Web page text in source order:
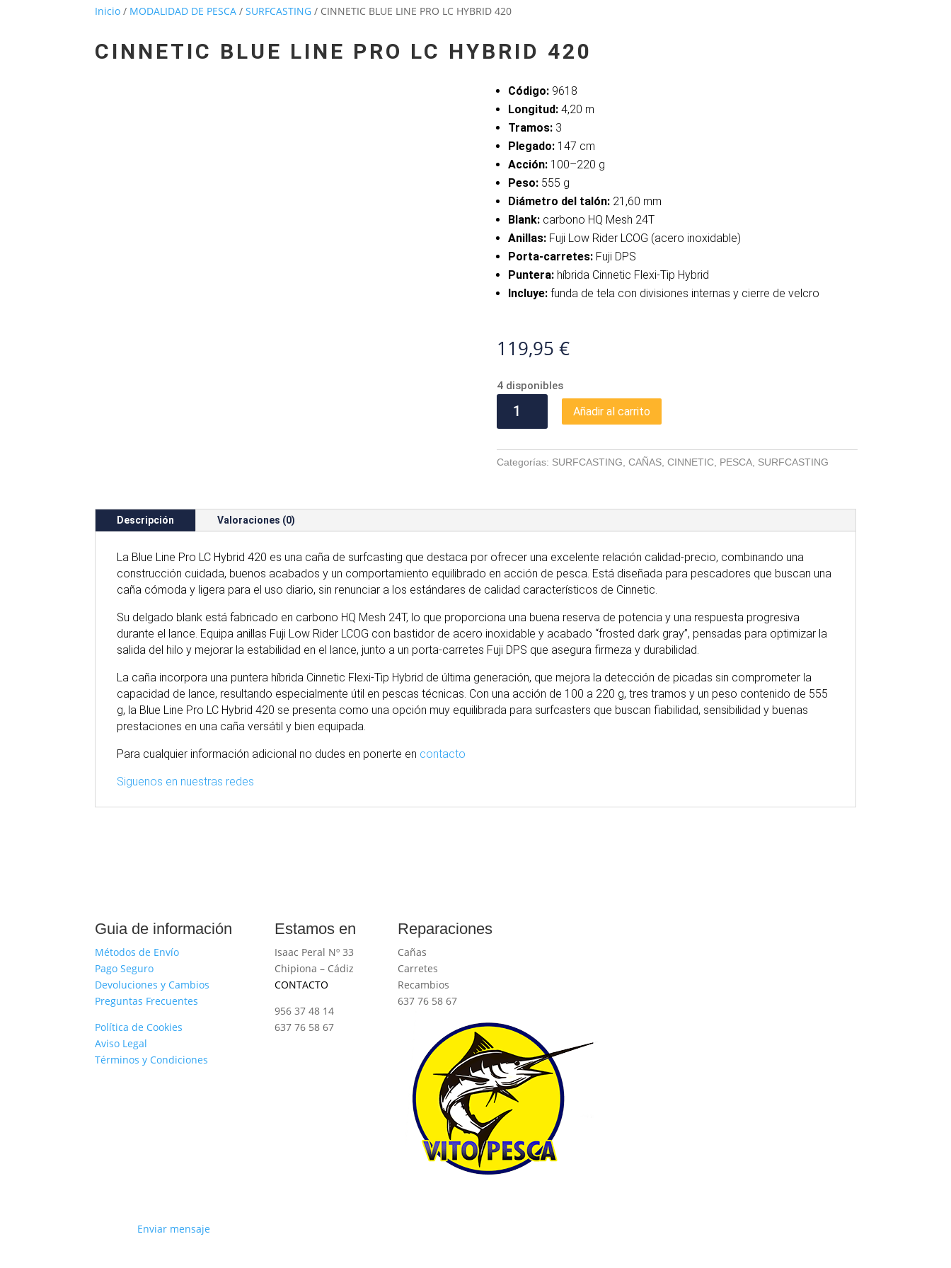
Inicio / MODALIDAD DE PESCA /SURFCASTING / CINNETIC BLUE LINE PRO LC HYBRID 420
CINNETIC BLUE LINE PRO LC HYBRID 420
Código:9618
Longitud:4,20 m
Tramos:3
Plegado:147 cm
Acción:100–220 g
Peso:555 g
Diámetro del talón:21,60 mm
Blank:carbono HQ Mesh 24T
Anillas:Fuji Low Rider LCOG (acero inoxidable)
Porta-carretes:Fuji DPS
Puntera:híbrida Cinnetic Flexi-Tip Hybrid
Incluye:funda de tela con divisiones internas y cierre de velcro
119,95 €
4 disponibles
BLUE
PRO
LC
Añadir al carrito
Categorías: SURFCASTING, CAÑAS, CINNETIC, PESCA, SURFCASTING
Descripción Valoraciones (0)
La Blue Line Pro LC Hybrid 420 es una caña de surfcasting que destaca por ofrecer una excelente relación calidad-precio, combinando una
construcción cuidada, buenos acabados y un comportamiento equilibrado en acción de pesca. Está diseñada para pescadores que buscan una
caña cómoda y ligera para el uso diario, sin renunciar a los estándares de calidad característicos de Cinnetic.
Su delgado blank está fabricado en carbono HQ Mesh 24T, lo que proporciona una buena reserva de potencia y una respuesta progresiva
durante el lance. Equipa anillas Fuji Low Rider LCOG con bastidor de acero inoxidable y acabado “frosted dark gray”, pensadas para optimizar la
salida del hilo y mejorar la estabilidad en el lance, junto a un porta-carretes Fuji DPS que asegura firmeza y durabilidad.
La caña incorpora una puntera híbrida Cinnetic Flexi-Tip Hybrid de última generación, que mejora la detección de picadas sin comprometer la
capacidad de lance, resultando especialmente útil en pescas técnicas. Con una acción de 100 a 220 g, tres tramos y un peso contenido de 555
g, la Blue Line Pro LC Hybrid 420 se presenta como una opción muy equilibrada para surfcasters que buscan fiabilidad, sensibilidad y buenas
prestaciones en una caña versátil y bien equipada.
Para cualquier información adicional no dudes en ponerte en contacto
Siguenos en nuestras redes
Guia de información
Métodos de Envío
Pago Seguro
Devoluciones y Cambios
Preguntas Frecuentes
Política de Cookies
Aviso Legal
Términos y Condiciones
Estamos en
Isaac Peral Nº 33
Chipiona – Cádiz
CONTACTO
956 37 48 14
637 76 58 67
Reparaciones
Cañas
Carretes
Recambios
637 76 58 67
Enviar mensaje